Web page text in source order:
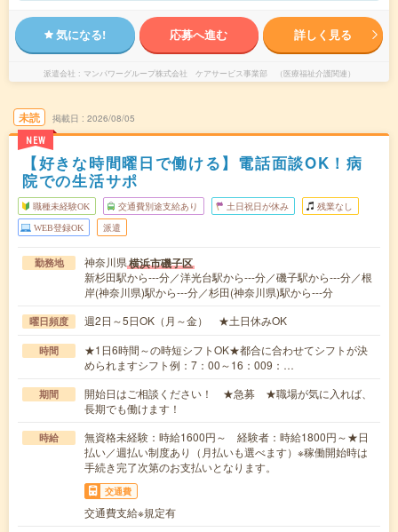
気になる! 応募へ進む 詳しく見る
派遣会社 マンパワーグループ株式会社 ケアサービス事業部 （医療福祉介護関連）
未読
NEW
掲載日 2026/08/05
【好きな時間曜日で働ける】電話面談OK！病
院での生活サポ
職種未経験OK 交通費別途支給あり 土日祝日が休み 残業なし
WEB登録OK 派遣
勤務地 神奈川県横浜市磯子区
新杉田駅から---分／洋光台駅から---分／磯子駅から---分／根
岸(神奈川県)駅から---分／杉田(神奈川県)駅から---分
曜日頻度 週2日～5日OK（月～金） ★土日休みOK
時間
★1日6時間～の時短シフトOK★都合に合わせてシフトが決
められますシフト例：7：00～16：009：…
期間
開始日はご相談ください！ ★急募 ★職場が気に入れば、
長期でも働けます！
時給
無資格未経験：時給1600円～ 経験者：時給1800円～★日
払い／週払い制度あり（月払いも選べます）※稼働開始時は
手続き完了次第のお支払いとなります。
交通費
交通費支給※規定有